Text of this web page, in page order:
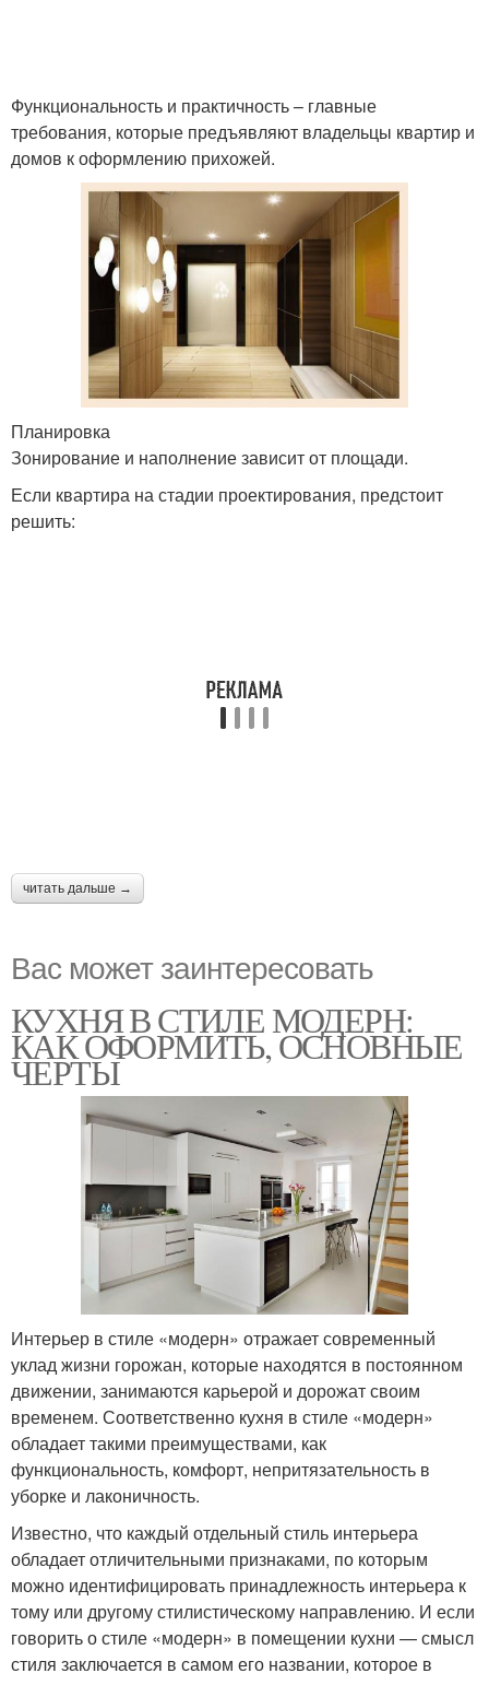
Функциональность и практичность – главные
требования, которые предъявляют владельцы квартир и
домов к оформлению прихожей.
Планировка
Зонирование и наполнение зависит от площади.
Если квартира на стадии проектирования, предстоит
решить:
читать дальше →
Вас может заинтересовать
КУХНЯ В СТИЛЕ МОДЕРН:
КАК ОФОРМИТЬ, ОСНОВНЫЕ
ЧЕРТЫ
Интерьер в стиле «модерн» отражает современный
уклад жизни горожан, которые находятся в постоянном
движении, занимаются карьерой и дорожат своим
временем. Соответственно кухня в стиле «модерн»
обладает такими преимуществами, как
функциональность, комфорт, непритязательность в
уборке и лаконичность.
Известно, что каждый отдельный стиль интерьера
обладает отличительными признаками, по которым
можно идентифицировать принадлежность интерьера к
тому или другому стилистическому направлению. И если
говорить о стиле «модерн» в помещении кухни — смысл
стиля заключается в самом его названии, которое в